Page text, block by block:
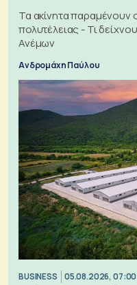
Τα ακίνητα παραμένουν
πολυτέλειας - Τι
Ανέμων
Ανδρομάχη Παύλου
BUSINESS 05.08.2026, 07:00